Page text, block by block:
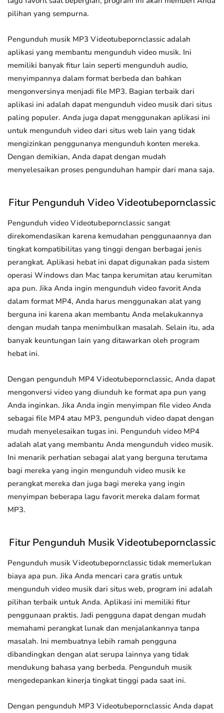
pilihan yang sempurna.
Pengunduh musik MP3 Videotubepornclassic adalah
aplikasi yang membantu mengunduh video musik. Ini
memiliki banyak fitur lain seperti mengunduh audio,
menyimpannya dalam format berbeda dan bahkan
mengonversinya menjadi file MP3. Bagian terbaik dari
aplikasi ini adalah dapat mengunduh video musik dari situs
paling populer. Anda juga dapat menggunakan aplikasi ini
untuk mengunduh video dari situs web lain yang tidak
mengizinkan penggunanya mengunduh konten mereka.
Dengan demikian, Anda dapat dengan mudah
menyelesaikan proses pengunduhan hampir dari mana saja.
Fitur Pengunduh Video Videotubepornclassic
Pengunduh video Videotubepornclassic sangat
direkomendasikan karena kemudahan penggunaannya dan
tingkat kompatibilitas yang tinggi dengan berbagai jenis
perangkat. Aplikasi hebat ini dapat digunakan pada sistem
operasi Windows dan Mac tanpa kerumitan atau kerumitan
apa pun. Jika Anda ingin mengunduh video favorit Anda
dalam format MP4, Anda harus menggunakan alat yang
berguna ini karena akan membantu Anda melakukannya
dengan mudah tanpa menimbulkan masalah. Selain itu, ada
banyak keuntungan lain yang ditawarkan oleh program
hebat ini.
Dengan pengunduh MP4 Videotubepornclassic, Anda dapat
mengonversi video yang diunduh ke format apa pun yang
Anda inginkan. Jika Anda ingin menyimpan file video Anda
sebagai file MP4 atau MP3, pengunduh video dapat dengan
mudah menyelesaikan tugas ini. Pengunduh video MP4
adalah alat yang membantu Anda mengunduh video musik.
Ini menarik perhatian sebagai alat yang berguna terutama
bagi mereka yang ingin mengunduh video musik ke
perangkat mereka dan juga bagi mereka yang ingin
menyimpan beberapa lagu favorit mereka dalam format
MP3.
Fitur Pengunduh Musik Videotubepornclassic
Pengunduh musik Videotubepornclassic tidak memerlukan
biaya apa pun. Jika Anda mencari cara gratis untuk
mengunduh video musik dari situs web, program ini adalah
pilihan terbaik untuk Anda. Aplikasi ini memiliki fitur
penggunaan praktis. Jadi pengguna dapat dengan mudah
memahami perangkat lunak dan menjalankannya tanpa
masalah. Ini membuatnya lebih ramah pengguna
dibandingkan dengan alat serupa lainnya yang tidak
mendukung bahasa yang berbeda. Pengunduh musik
mengedepankan kinerja tingkat tinggi pada saat ini.
Dengan pengunduh MP3 Videotubepornclassic Anda dapat